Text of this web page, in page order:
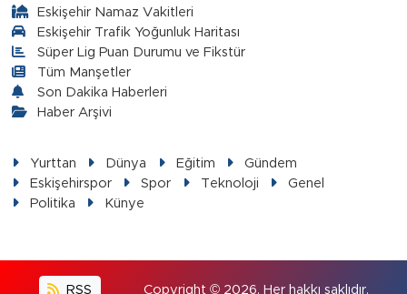
Eskişehir Namaz Vakitleri
Eskişehir Trafik Yoğunluk Haritası
Süper Lig Puan Durumu ve Fikstür
Tüm Manşetler
Son Dakika Haberleri
Haber Arşivi
Yurttan Dünya Eğitim
Gündem
Eskişehirspor
Spor Teknoloji
Genel
Politika
Künye
RSS Copyright © 2026. Her hakkı saklıdır.